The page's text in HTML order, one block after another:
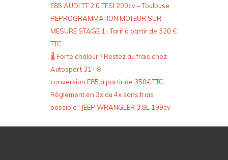
E85 AUDI TT 2.0 TFSI 200cv – Toulouse
REPROGRAMMATION MOTEUR SUR
MESURE STAGE 1 : Tarif à partir de 320 €
TTC
🌡️ Forte chaleur ? Restez au frais chez
Autosport 31 ! ❄️
conversion E85 à partir de 350€ TTC
Règlement en 3x ou 4x sans frais
possible ! JEEP WRANGLER 3.8L 199cv